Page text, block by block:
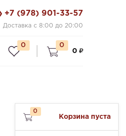
+7 (978) 901-33-57
Доставка с 8:00 до 20:00
0
0
0
0
Корзина пуста